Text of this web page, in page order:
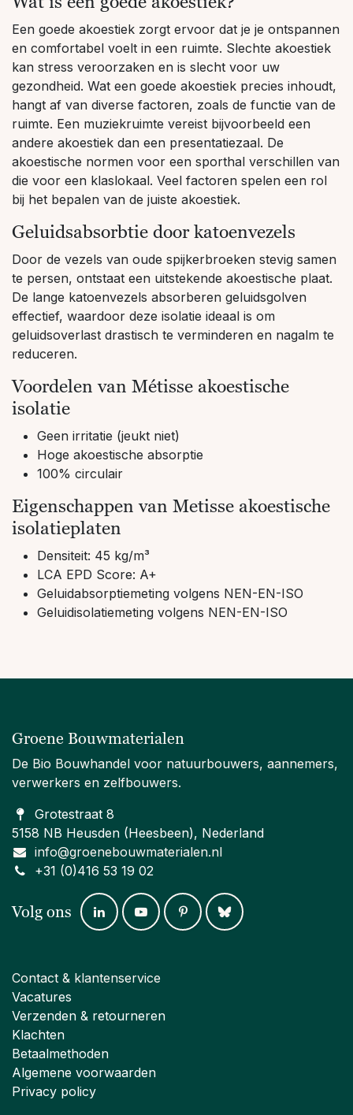
Een goede akoestiek zorgt ervoor dat je je ontspannen
en comfortabel voelt in een ruimte. Slechte akoestiek
kan stress veroorzaken en is slecht voor uw
gezondheid. Wat een goede akoestiek precies inhoudt,
hangt af van diverse factoren, zoals de functie van de
ruimte. Een muziekruimte vereist bijvoorbeeld een
andere akoestiek dan een presentatiezaal. De
akoestische normen voor een sporthal verschillen van
die voor een klaslokaal. Veel factoren spelen een rol
bij het bepalen van de juiste akoestiek.
Geluidsabsorbtie door katoenvezels
Door de vezels van oude spijkerbroeken stevig samen
te persen, ontstaat een uitstekende akoestische plaat.
De lange katoenvezels absorberen geluidsgolven
effectief, waardoor deze isolatie ideaal is om
geluidsoverlast drastisch te verminderen en nagalm te
reduceren.
Voordelen van Métisse akoestische
isolatie
Geen irritatie (jeukt niet)
Hoge akoestische absorptie
100% circulair
Eigenschappen van Metisse akoestische
isolatieplaten
Densiteit: 45 kg/m³
LCA EPD Score: A+
Geluidabsorptiemeting volgens NEN-EN-ISO
Geluidisolatiemeting volgens NEN-EN-ISO
Groene Bouwmaterialen
De Bio Bouwhandel voor natuurbouwers, aannemers,
verwerkers en zelfbouwers.
Grotestraat 8
5158 NB Heusden (Heesbeen), Nederland
info@groenebouwmaterialen.nl
+31 (0)416 53 19 02
Volg ons
Contact & klantenservice
Vacatures
Verzenden & retourneren
Klachten
Betaalmethoden
Algemene voorwaarden
Privacy policy